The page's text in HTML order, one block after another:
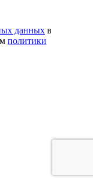
данных в
политики